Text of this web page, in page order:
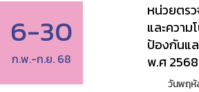
6-30
ก.พ.-ก.ย. 68
หน่วยตร
และความ
ป้องกันแ
พ.ศ 2568
วันพฤหัสบ